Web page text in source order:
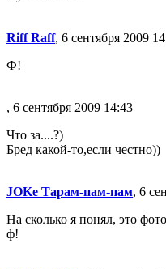
Riff Raff, 6 сентября 2009
Ф!
, 6 сентября 2009 14:43
Что за....?)
Бред какой-то,если честно))
JOKe Тарам-пам-пам, 6
На сколько я понял, это
ф!